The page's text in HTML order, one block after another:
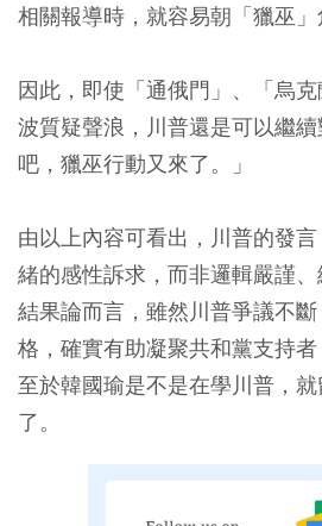
相關報導時，就容易朝「獵巫」
因此，即使「通俄門」、「烏
波質疑聲浪，川普還是可以繼
吧，獵巫行動又來了。」
由以上內容可看出，川普的發
緒的感性訴求，而非邏輯嚴謹
結果論而言，雖然川普爭議不
格，確實有助凝聚共和黨支持者
至於韓國瑜是不是在學川普，
了。